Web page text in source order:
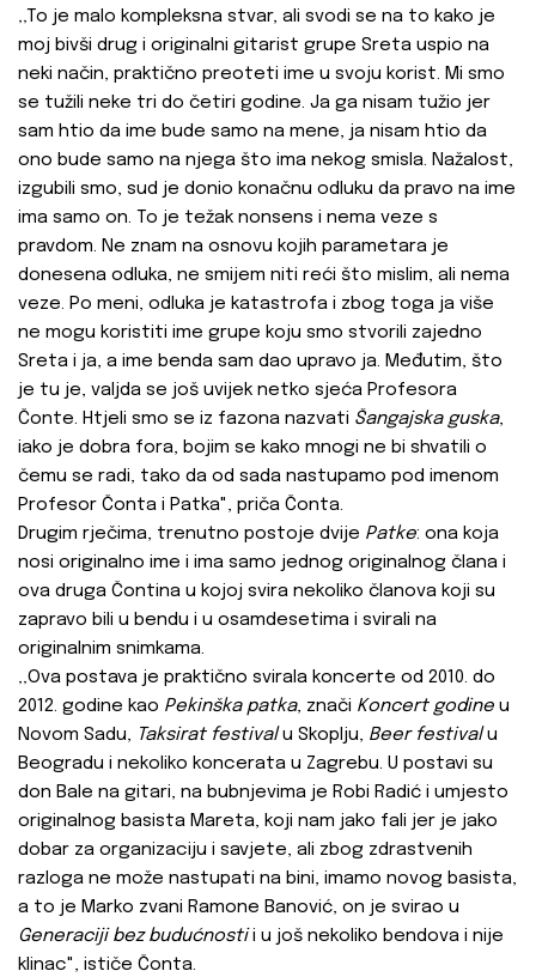
‚‚To je malo kompleksna stvar, ali svodi se na to kako je
moj bivši drug i originalni gitarist grupe Sreta uspio na
neki način, praktično preoteti ime u svoju korist. Mi smo
se tužili neke tri do četiri godine. Ja ga nisam tužio jer
sam htio da ime bude samo na mene, ja nisam htio da
ono bude samo na njega što ima nekog smisla. Nažalost,
izgubili smo, sud je donio konačnu odluku da pravo na ime
ima samo on. To je težak nonsens i nema veze s
pravdom. Ne znam na osnovu kojih parametara je
donesena odluka, ne smijem niti reći što mislim, ali nema
veze. Po meni, odluka je katastrofa i zbog toga ja više
ne mogu koristiti ime grupe koju smo stvorili zajedno
Sreta i ja, a ime benda sam dao upravo ja. Međutim, što
je tu je, valjda se još uvijek netko sjeća Profesora
Čonte. Htjeli smo se iz fazona nazvati Šangajska guska,
iako je dobra fora, bojim se kako mnogi ne bi shvatili o
čemu se radi, tako da od sada nastupamo pod imenom
Profesor Čonta i Patka", priča Čonta.
Drugim rječima, trenutno postoje dvije Patke: ona koja
nosi originalno ime i ima samo jednog originalnog člana i
ova druga Čontina u kojoj svira nekoliko članova koji su
zapravo bili u bendu i u osamdesetima i svirali na
originalnim snimkama.
‚‚Ova postava je praktično svirala koncerte od 2010. do
2012. godine kao Pekinška patka, znači Koncert godine u
Novom Sadu, Taksirat festivalu Skoplju, Beer festivalu
Beogradu i nekoliko koncerata u Zagrebu. U postavi su
don Bale na gitari, na bubnjevima je Robi Radić i umjesto
originalnog basista Mareta, koji nam jako fali jer je jako
dobar za organizaciju i savjete, ali zbog zdrastvenih
razloga ne može nastupati na bini, imamo novog basista,
a to je Marko zvani Ramone Banović, on je svirao u
Generaciji bez budućnostii u još nekoliko bendova i nije
klinac", ističe Čonta.